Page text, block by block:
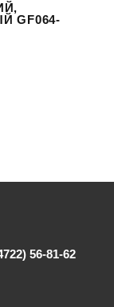
GF064-
56-81-62